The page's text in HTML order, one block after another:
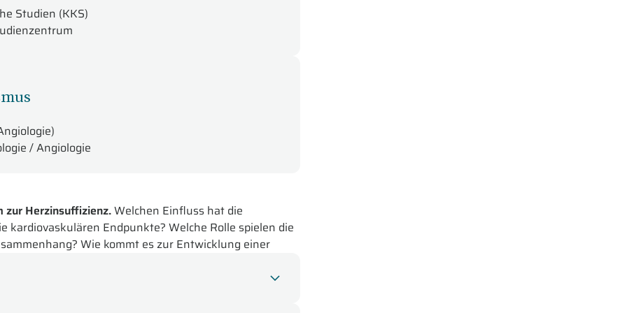
Studien (KKS)
/ Angiologie
zur Herzinsuffizienz.Welchen Einfluss hat die
Endpunkte? Welche Rolle spielen die
Wie kommt es zur Entwicklung einer